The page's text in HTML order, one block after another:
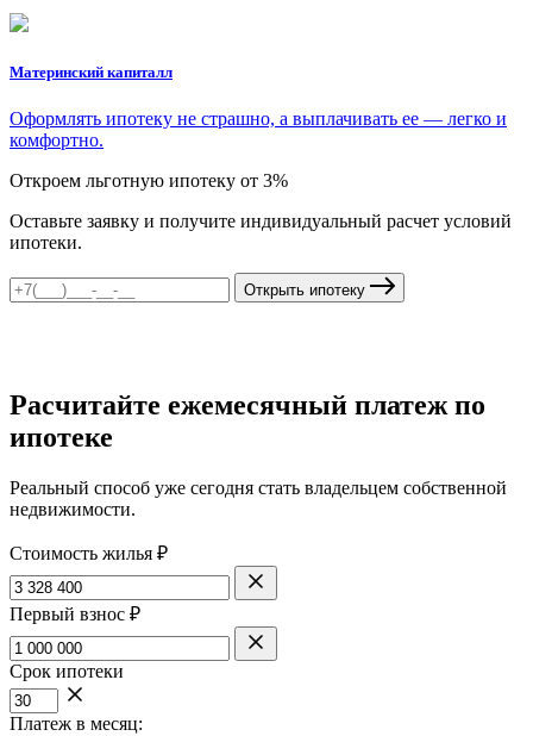
Материнский капиталл
Оформлять ипотеку не страшно, а выплачивать ее — легко и
комфортно.
Откроем льготную ипотеку от 3%
Оставьте заявку и получите индивидуальный расчет условий
ипотеки.
Открыть ипотеку
Расчитайте ежемесячный платеж по
ипотеке
Реальный способ уже сегодня стать владельцем собственной
недвижимости.
Стоимость жилья ₽
Первый взнос ₽
Срок ипотеки
Платеж в месяц: